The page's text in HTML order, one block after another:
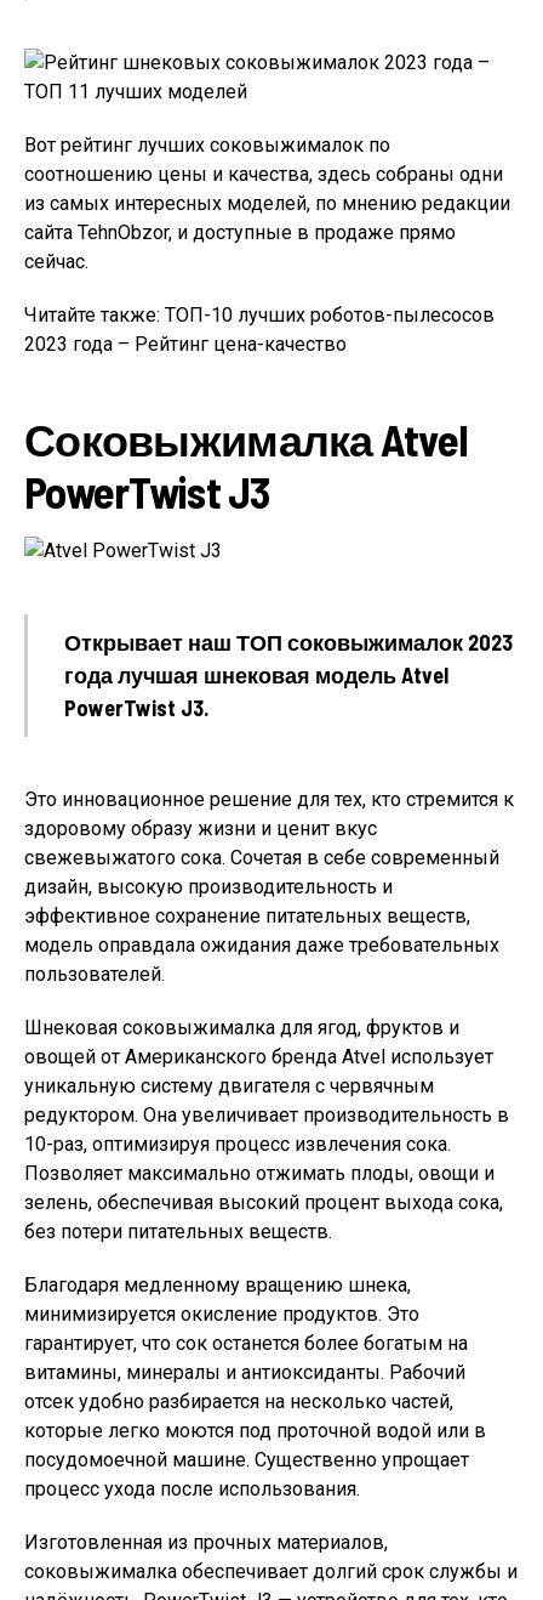
Вот рейтинг лучших соковыжималок по
соотношению цены и качества, здесь собраны одни
из самых интересных моделей, по мнению редакции
сайта TehnObzor, и доступные в продаже прямо
сейчас.
Читайте также: ТОП-10 лучших роботов-пылесосов
2023 года – Рейтинг цена-качество
Соковыжималка Atvel
PowerTwist J3
Открывает наш ТОП соковыжималок 2023
года лучшая шнековая модель Atvel
PowerTwist J3.
Это инновационное решение для тех, кто стремится к
здоровому образу жизни и ценит вкус
свежевыжатого сока. Сочетая в себе современный
дизайн, высокую производительность и
эффективное сохранение питательных веществ,
модель оправдала ожидания даже требовательных
пользователей.
Шнековая соковыжималка для ягод, фруктов и
овощей от Американского бренда Atvel использует
уникальную систему двигателя с червячным
редуктором. Она увеличивает производительность в
10-раз, оптимизируя процесс извлечения сока.
Позволяет максимально отжимать плоды, овощи и
зелень, обеспечивая высокий процент выхода сока,
без потери питательных веществ.
Благодаря медленному вращению шнека,
минимизируется окисление продуктов. Это
гарантирует, что сок останется более богатым на
витамины, минералы и антиоксиданты. Рабочий
отсек удобно разбирается на несколько частей,
которые легко моются под проточной водой или в
посудомоечной машине. Существенно упрощает
процесс ухода после использования.
Изготовленная из прочных материалов,
соковыжималка обеспечивает долгий срок службы и